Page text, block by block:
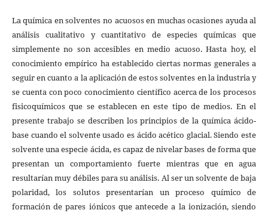
La química en solventes no acuosos en muchas ocasiones ayuda al
análisis cualitativo y cuantitativo de especies químicas que
simplemente no son accesibles en medio acuoso. Hasta hoy, el
conocimiento empírico ha establecido ciertas normas generales a
seguir en cuanto a la aplicación de estos solventes en la industria y
se cuenta con poco conocimiento científico acerca de los procesos
fisicoquímicos que se establecen en este tipo de medios. En el
presente trabajo se describen los principios de la química ácido-
base cuando el solvente usado es ácido acético glacial. Siendo este
solvente una especie ácida, es capaz de nivelar bases de forma que
presentan un comportamiento fuerte mientras que en agua
resultarían muy débiles para su análisis. Al ser un solvente de baja
polaridad, los solutos presentarían un proceso químico de
formación de pares iónicos que antecede a la ionización, siendo